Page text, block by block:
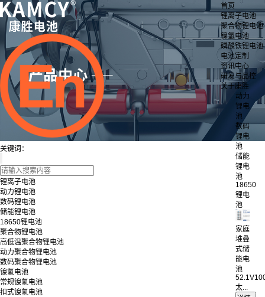
首页
锂离子电池
聚合物锂电池
镍氢电池
磷酸铁锂电池
电池定制
资讯中心
研发与品控
关于康胜
动力
锂电
池
数码
锂电
池
储能
锂电
池
18650
锂电
池
家庭
堆叠
式储
能电
池
太...
关键词：
锂离子电池
动力锂电池
数码锂电池
储能锂电池
18650锂电池
聚合物锂电池
高低温聚合物锂电池
动力聚合物锂电池
数码聚合物锂电池
镍氢电池
常规镍氢电池
扣式镍氢电池